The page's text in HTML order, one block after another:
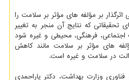
بر مؤلفه های مؤثر بر سلامت را
که نتایج آن منجر به تغییر
اجتماعی، فرهنگی، محیطی و غیره شود
های مؤثر بر سلامت مانند کاهش
در سلامت و غیره است.
وزارت بهداشت، دکتر یاراحمدی